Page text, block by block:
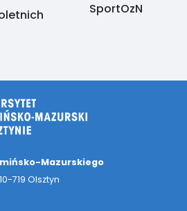
SportOzN
Mazurskiego
719 Olsztyn